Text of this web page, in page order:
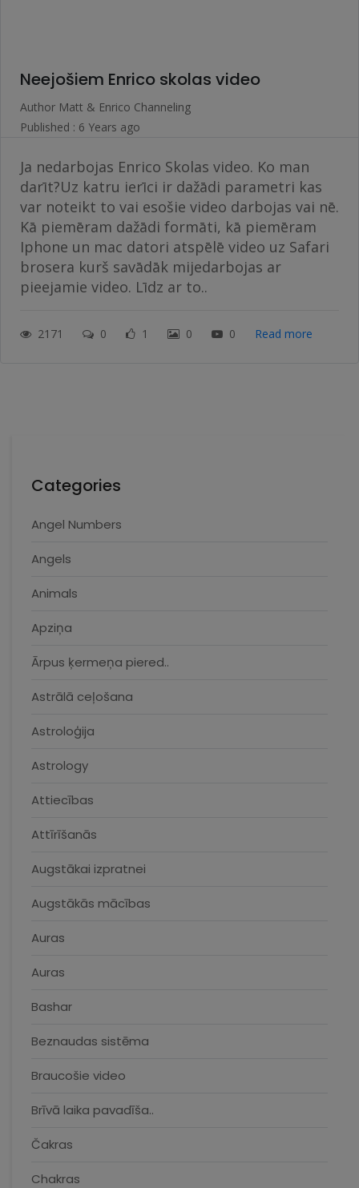
Neejošiem Enrico skolas video
Author Matt & Enrico Channeling
Published : 6 Years ago
Ja nedarbojas Enrico Skolas video. Ko man
darīt?Uz katru ierīci ir dažādi parametri kas
var noteikt to vai esošie video darbojas vai nē.
Kā piemēram dažādi formāti, kā piemēram
Iphone un mac datori atspēlē video uz Safari
brosera kurš savādāk mijedarbojas ar
pieejamie video. Līdz ar to..
2171 0 1 0 0 Read more
Categories
Angel Numbers
Angels
Animals
Apziņa
Ārpus ķermeņa piered..
Astrālā ceļošana
Astroloģija
Astrology
Attiecības
Attīrīšanās
Augstākai izpratnei
Augstākās mācības
Auras
Auras
Bashar
Beznaudas sistēma
Braucošie video
Brīvā laika pavadīša..
Čakras
Chakras